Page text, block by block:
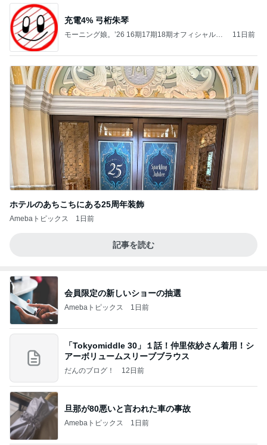
充電4% 弓桁朱琴
モーニング娘。’26 16期17期18期オフィシャルブ
11日前
ホテルのあちこちにある25周年装飾
Amebaトピックス 1日前
記事を読む
会員限定の新しいショーの抽選
Amebaトピックス 1日前
「Tokyomiddle 30」１話！仲里依紗さん着用！シ
アーボリュームスリーブブラウス
だんのブログ！ 12日前
旦那が80悪いと言われた車の事故
Amebaトピックス 1日前